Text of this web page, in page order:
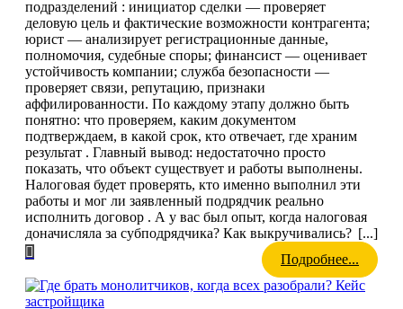
подразделений : инициатор сделки — проверяет
деловую цель и фактические возможности контрагента;
юрист — анализирует регистрационные данные,
полномочия, судебные споры; финансист — оценивает
устойчивость компании; служба безопасности —
проверяет связи, репутацию, признаки
аффилированности. По каждому этапу должно быть
понятно: что проверяем, каким документом
подтверждаем, в какой срок, кто отвечает, где храним
результат . Главный вывод: недостаточно просто
показать, что объект существует и работы выполнены.
Налоговая будет проверять, кто именно выполнил эти
работы и мог ли заявленный подрядчик реально
исполнить договор . А у вас был опыт, когда налоговая
доначисляла за субподрядчика? Как выкручивались? [...]
Подробнее...